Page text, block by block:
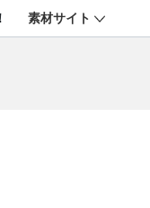
素材サイト